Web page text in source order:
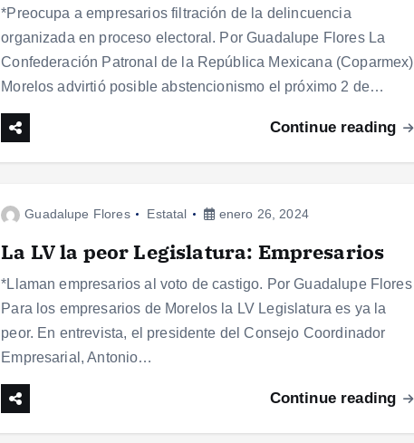
*Preocupa a empresarios filtración de la delincuencia
organizada en proceso electoral. Por Guadalupe Flores La
Confederación Patronal de la República Mexicana (Coparmex)
Morelos advirtió posible abstencionismo el próximo 2 de…
Continue reading
Guadalupe Flores Estatal enero 26, 2024
La LV la peor Legislatura: Empresarios
*Llaman empresarios al voto de castigo. Por Guadalupe Flores
Para los empresarios de Morelos la LV Legislatura es ya la
peor. En entrevista, el presidente del Consejo Coordinador
Empresarial, Antonio…
Continue reading